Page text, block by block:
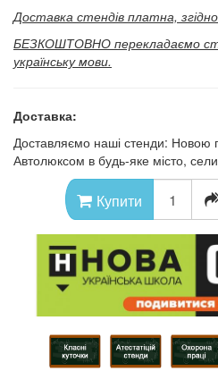
Доставка стендів платна,
БЕЗКОШТОВНО перекладаємо
українську мови.
Доставка:
Доставляємо наші стенди:
Автолюксом в будь-яке місто,
Купити